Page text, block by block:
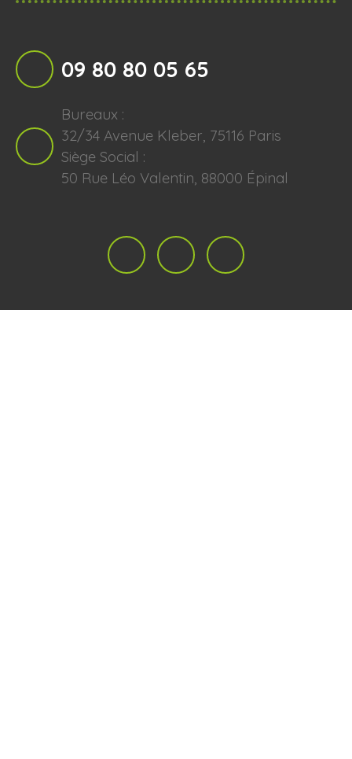
09 80 80 05 65
Bureaux :
32/34 Avenue Kleber, 75116 Paris
Siège Social :
50 Rue Léo Valentin, 88000 Épinal